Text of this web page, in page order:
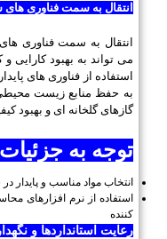
انتقال به سمت فناوری های
انتقال به سمت فناوری
می تواند به بهبود کارایی
استفاده از فناوری های
به حفظ منابع زیست
گازهای گلخانه ای و بهبود
توجه به
انتخاب مواد مناسب و پایدار
استفاده از نرم افزارهای
کننده
رعایت استانداردها و